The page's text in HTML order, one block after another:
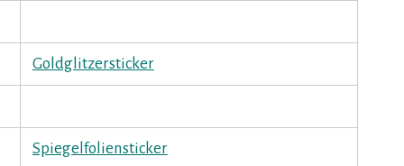
Goldglitzersticker
Spiegelfoliensticker